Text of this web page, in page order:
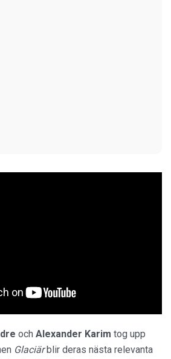
och Alexander Karim tog upp
Glaciärblir deras nästa relevanta